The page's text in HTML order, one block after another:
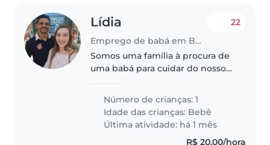
Lídia
Emprego de babá em Belém
22
Somos uma família à procura de
uma babá para cuidar do nosso
à vontade com animais de
estimação. Estamos ansiosos
para conhecer..
Número de crianças: 1
Idade das crianças: Bebê
Última atividade: há 1 mês
R$ 20,00/hora